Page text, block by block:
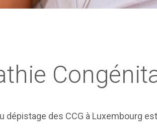
des CCG à Luxembourg